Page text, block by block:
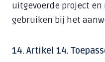
uitgevoerde project en
gebruiken bij het
14. Artikel 14.